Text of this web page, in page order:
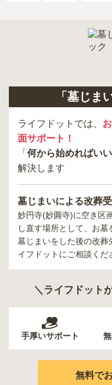
「墓じま
ライフドットでは、
面サポート！
「 何から始めればい
解決します
墓じまいによる改葬
妙円寺(妙圓寺)に空き区
し直す場所として、お墓
墓じまいをした後の改葬
イフドットにご相談くだ
＼ライフドット
手厚いサポート
無料で